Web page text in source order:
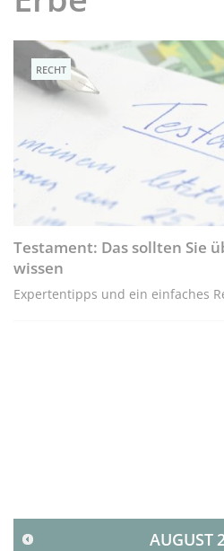
RECHT
Testament: Das sollten Sie
wissen
Expertentipps und ein einfaches
AUGUST